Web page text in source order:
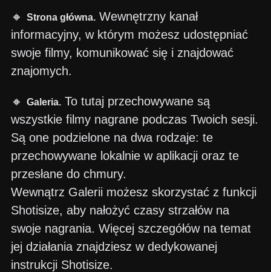
🔸 Strona główna.Wewnętrzny kanał
informacyjny, w którym możesz udostępniać
swoje filmy, komunikować się i znajdować
znajomych.
🔸 Galeria.To tutaj przechowywane są
wszystkie filmy nagrane podczas Twoich sesji.
Są one podzielone na dwa rodzaje: te
przechowywane lokalnie w aplikacji oraz te
przesłane do chmury.
Wewnątrz Galerii możesz skorzystać z funkcji
Shotisize, aby nałożyć czasy strzałów na
swoje nagrania. Więcej szczegółów na temat
jej działania znajdziesz w dedykowanej
instrukcji Shotisize.